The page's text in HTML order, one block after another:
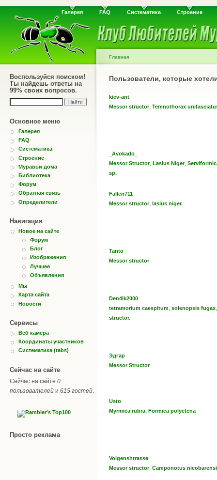
Галерея FAQ Систематика Строение
Воспользуйся поиском!
Ты найдешь ответы на
99% своих вопросов.
Основное меню
Галерея
FAQ
Систематика
Строение
Муравьи дома
Библиотека
Форум
Обратная связь
Определители
Навигация
Новое на сайте
Форум
Блог
Изображения
Лучшее
Объявления
Мы
Карта сайта
Новости
Сервисы
Веб камера
Координаты участников
Систематика (tabs)
Сейчас на сайте
Сейчас на сайте 0
пользователей и 615 гостей
Просто реклама
Главная
Пользователи, которые
kiev-ant
Messor structor, Temnothorax
_Avokado_
Messor Structor, Lasius Niger,
sp.
Fallen711
Messor structor, lasius niger.
Tanto
Messor structor
Den4ik2000
tetramorium caespitum, solenopsis fugax
structor.
Эдгар
Messor Structor
Usto
Myrmica rubra, Formica polyctena
Volgenshtrasse
Messor structor, Camponotus